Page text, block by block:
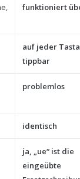
funktioniert
auf jeder
tippbar
problemlos
identisch
ja, „ue“ ist die
eingeübte